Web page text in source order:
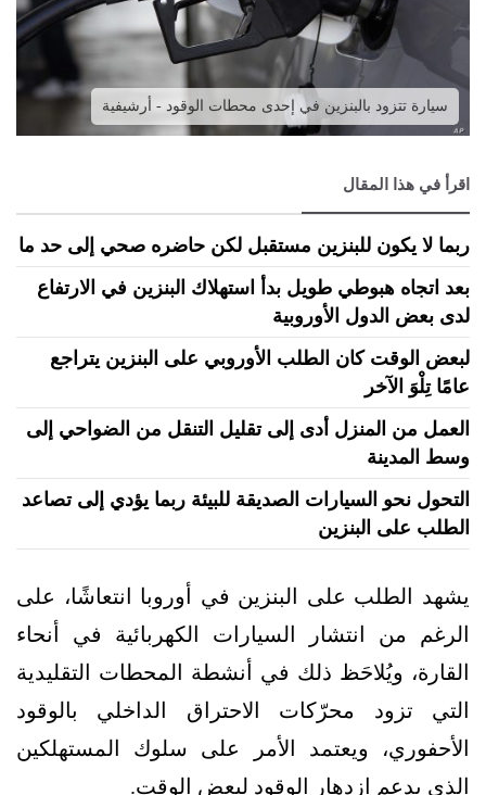
سيارة تتزود بالبنزين في إحدى محطات الوقود - أرشيفية
اقرأ في هذا المقال
ربما لا يكون للبنزين مستقبل لكن حاضره صحي إلى حد ما
بعد اتجاه هبوطي طويل بدأ استهلاك البنزين في الارتفاع
لدى بعض الدول الأوروبية
لبعض الوقت كان الطلب الأوروبي على البنزين يتراجع
عامًا تِلْوَ الآخر
العمل من المنزل أدى إلى تقليل التنقل من الضواحي إلى
وسط المدينة
التحول نحو السيارات الصديقة للبيئة ربما يؤدي إلى تصاعد
الطلب على البنزين
يشهد الطلب على البنزين في أوروبا انتعاشًا، على
الرغم من انتشار السيارات الكهربائية في أنحاء
القارة، ويُلاحَظ ذلك في أنشطة المحطات التقليدية
التي تزود محرّكات الاحتراق الداخلي بالوقود
الأحفوري، ويعتمد الأمر على سلوك المستهلكين
الذي يدعم ازدهار الوقود لبعض الوقت.